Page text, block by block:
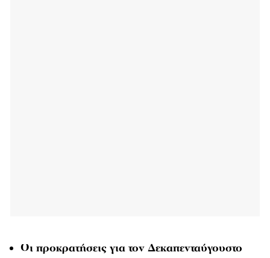
Οι προκρατήσεις για τον Δεκαπενταύγουστο